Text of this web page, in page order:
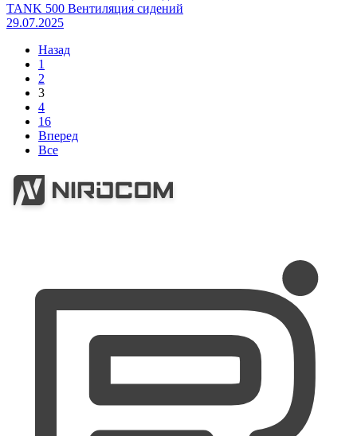
TANK 500 Вентиляция сидений
29.07.2025
Назад
1
2
3
4
16
Вперед
Все